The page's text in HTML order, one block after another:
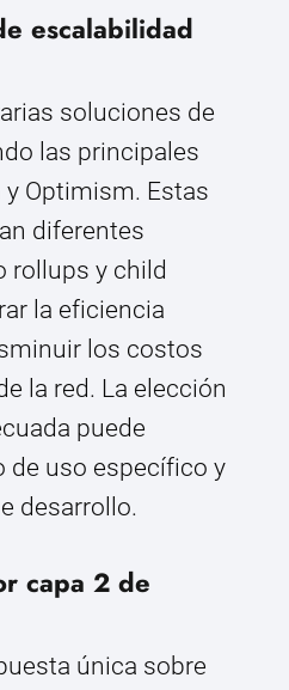
escalabilidad
soluciones de
las principales
Optimism. Estas
diferentes
rollups y child
la eficiencia
los costos
la red. La elección
puede
de uso específico y
desarrollo.
capa 2 de
única sobre